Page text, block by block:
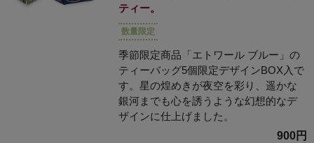
ティー。
数量限定
季節限定商品「エトワール ブルー」の
ティーバッグ5個限定デザインBOX入で
す。星の煌めきが夜空を彩り、遥かな
銀河までも心を誘うような幻想的なデ
ザインに仕上げました。
900円